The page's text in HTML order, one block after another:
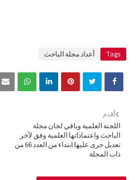
Tags أعداد مجلة الباحث
أقدم
اللجنة العلمية وباقي لجان مجلة
الباحث واعتماداتها العلمية وفق لآخر
تعديل جرى عليها ابتداء من العدد 66 من
ذات المجلة